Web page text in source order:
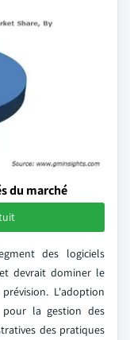
du marché
des logiciels
devrait dominer le
L'adoption
pour la gestion des
des pratiques